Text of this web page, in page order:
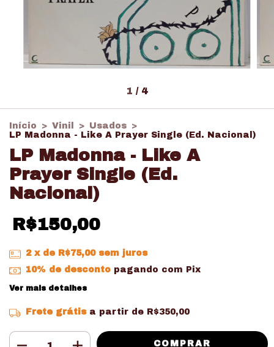
1 / 4
Início > Vinil > Usados >
LP Madonna - Like A Prayer Single (Ed. Nacional)
LP Madonna - Like A
Prayer Single (Ed.
Nacional)
R$150,00
2 x de R$75,00 sem juros
10% de descontopagando com Pix
Ver mais detalhes
Frete grátis a partir de R$350,00